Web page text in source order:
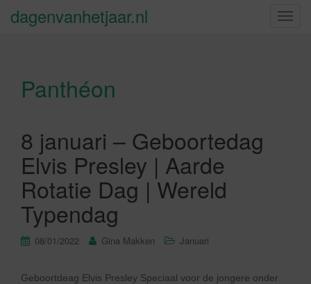
S
dagenvanhetjaar.nl
Panthéon
8 januari – Geboortedag
Elvis Presley | Aarde
Rotatie Dag | Wereld
Typendag
08/01/2022 Gina Makken Januari
Geboortdeag Elvis Presley Speciaal voor de jongere onder